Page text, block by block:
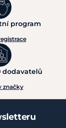
program
dodavatelů
značky